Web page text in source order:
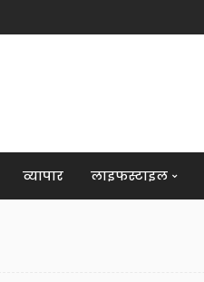
व्यापार लाइफस्टाइल